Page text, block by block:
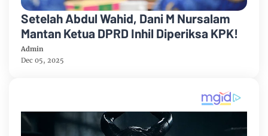
Setelah Abdul Wahid, Dani M Nursalam
Mantan Ketua DPRD Inhil Diperiksa KPK!
Admin
Dec 05, 2025